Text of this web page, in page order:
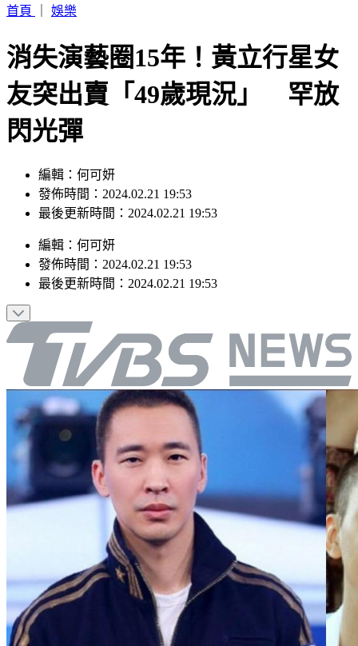
首頁
娛樂
消失演藝圈15年！黃立行星女
友突出賣「49歲現況」 罕放
閃光彈
編輯：何可妍
發佈時間：2024.02.21 19:53
最後更新時間：2024.02.21 19:53
編輯 ： 何可妍
發佈時間： 2024.02.21 19:53
最後更新時間： 2024.02.21 19:53